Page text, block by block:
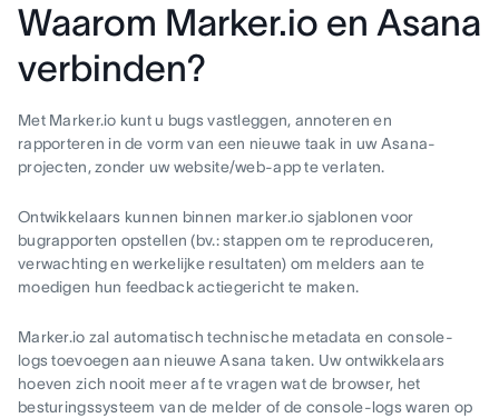
Waarom Marker.io en Asana
verbinden?
Met Marker.io kunt u bugs vastleggen, annoteren en
rapporteren in de vorm van een nieuwe taak in uw Asana-
projecten, zonder uw website/web-app te verlaten.
Ontwikkelaars kunnen binnen marker.io sjablonen voor
bugrapporten opstellen (bv.: stappen om te reproduceren,
verwachting en werkelijke resultaten) om melders aan te
moedigen hun feedback actiegericht te maken.
Marker.io zal automatisch technische metadata en console-
logs toevoegen aan nieuwe Asana taken. Uw ontwikkelaars
hoeven zich nooit meer af te vragen wat de browser, het
besturingssysteem van de melder of de console-logs waren op